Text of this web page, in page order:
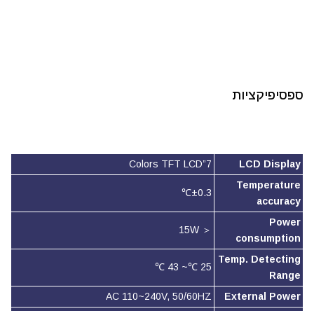
ספסיפיקציות
LCD Display
7”Colors TFT LCD
Temperature
accuracy
±0.3℃
Power
consumption
＜ 15W
Temp. Detecting
Range
25 ℃~ 43 ℃
External Power
AC 110~240V, 50/60HZ